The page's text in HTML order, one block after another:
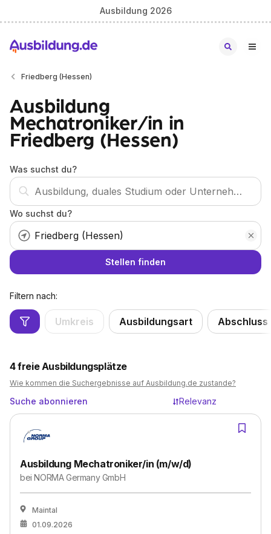
Ausbildung 2026
Friedberg (Hessen)
Ausbildung
Mechatroniker/in in
Friedberg (Hessen)
Was suchst du?
Wo suchst du?
Stellen finden
Filtern nach:
Umkreis Ausbildungsart Abschluss
4freie Ausbildungsplätze
Wie kommen die Suchergebnisse auf Ausbildung.de zustande?
Suche abonnieren Relevanz
Ausbildung Mechatroniker/in (m/w/d)
beiNORMA Germany GmbH
Maintal
01.09.2026